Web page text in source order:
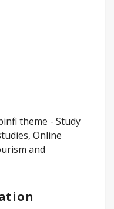
theme - Study
Online
and